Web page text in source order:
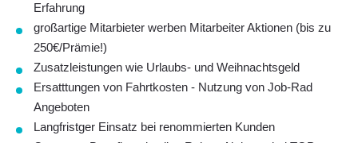
Erfahrung
großartige Mitarbieter werben Mitarbeiter Aktionen (bis zu
250€/Prämie!)
Zusatzleistungen wie Urlaubs- und Weihnachtsgeld
Ersatttungen von Fahrtkosten - Nutzung von Job-Rad
Angeboten
Langfristger Einsatz bei renommierten Kunden